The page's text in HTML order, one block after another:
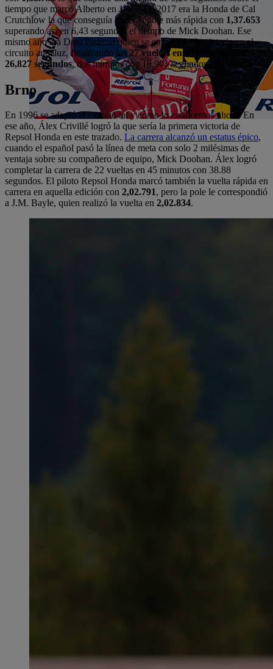
tiempo que marcó Alberto en 1995. En 2017 era la Honda de Cal
Crutchlow la que conseguía hacer la pole más rápida con 1,37.653
superando así en 6,43 segundos el tiempo de Mick Doohan. Ese
mismo año era Dani Pedrosa quien se embolsaba la victoria en el
circuito andaluz, finalizando las 27 vueltas en 45 minutos con
26,827 segundos, dos minutos con 18,901 segundos más rápido.
Brno
En 1996 se adaptó el circuito tal y como lo conocemos ahora. En
ese año, Álex Crivillé logró la que sería la primera victoria de
Repsol Honda en este trazado. La carrera alcanzó un estatus épico,
cuando el español pasó la línea de meta con solo 2 milésimas de
ventaja sobre su compañero de equipo, Mick Doohan. Álex logró
completar la carrera de 22 vueltas en 45 minutos con 38.88
segundos. El piloto Repsol Honda marcó también la vuelta rápida en
carrera en aquella edición con 2,02.791, pero la pole le correspondió
a J.M. Bayle, quien realizó la vuelta en 2,02.834.